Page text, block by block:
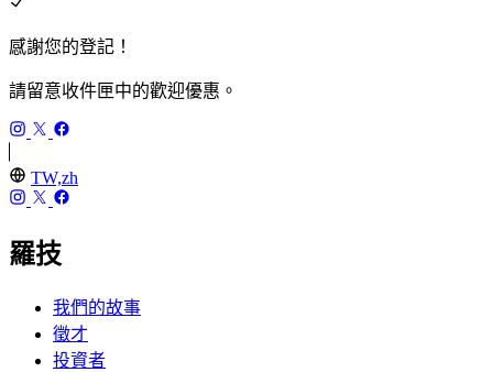
感謝您的登記！
請留意收件匣中的歡迎優惠。
TW,zh
羅技
我們的故事
徵才
投資者